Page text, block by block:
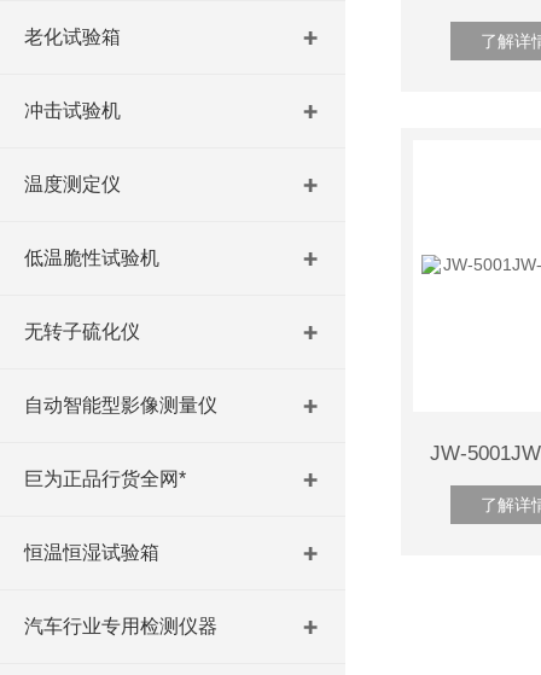
老化试验箱
冲击试验机
温度测定仪
低温脆性试验机
无转子硫化仪
自动智能型影像测量仪
巨为正品行货全网*
恒温恒湿试验箱
汽车行业专用检测仪器
了解详
了解详